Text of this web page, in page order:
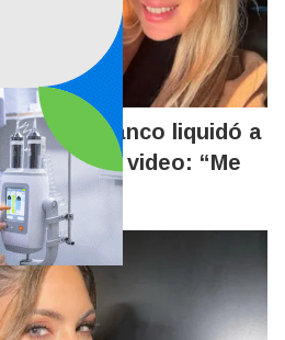
Barby Franco liquidó a
polémico video: “Me